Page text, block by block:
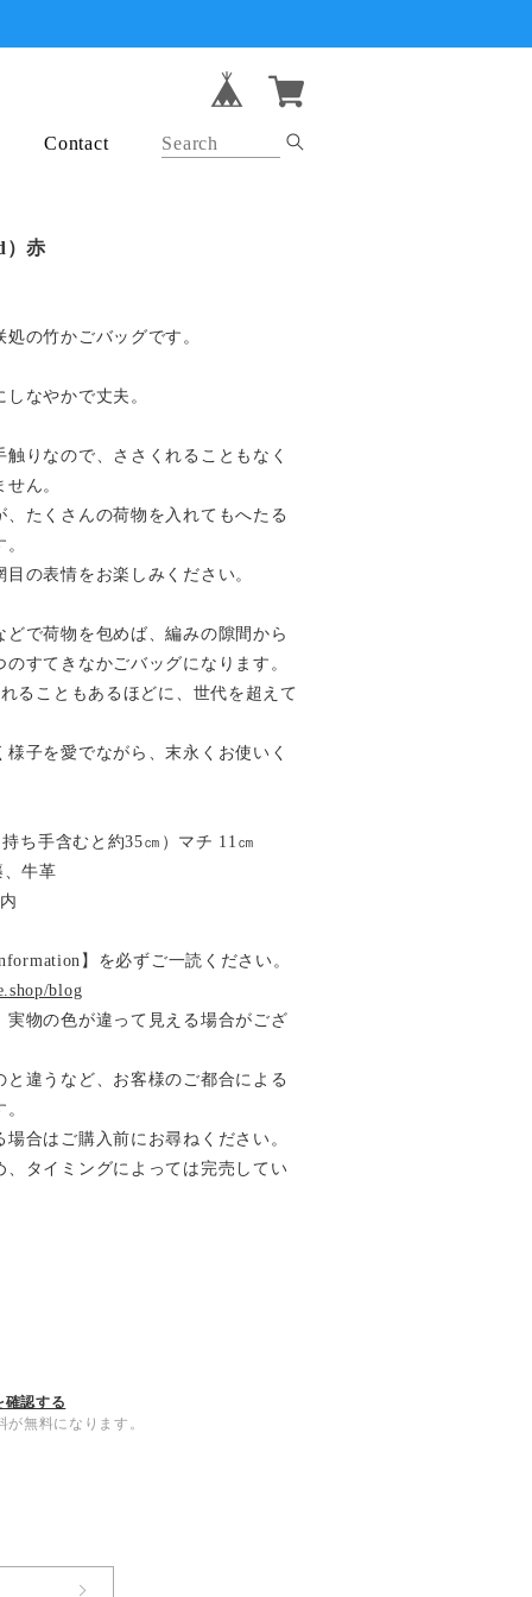
Contact
赤
の竹かごバッグです。
なやかで丈夫。
りなので、ささくれることもなく
ん。
たくさんの荷物を入れてもへたる
の表情をお楽しみください。
で荷物を包めば、編みの隙間から
すてきなかごバッグになります。
ることもあるほどに、世代を超えて
子を愛でながら、末永くお使いく
ち手含むと約35㎝）マチ 11㎝
牛革
】を必ずご一読ください。
blog
実物の色が違って見える場合がござ
違うなど、お客様のご都合による
合はご購入前にお尋ねください。
、タイミングによっては完売してい
確認する
無料になります。